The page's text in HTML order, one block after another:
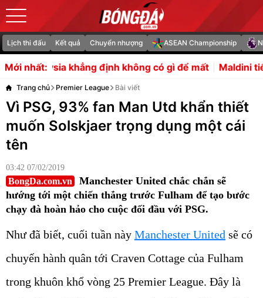
Lịch thi đấu Kết quả Chuyển nhượng ASEAN Championship
Mới nhất:
không có gì để mất Maldini tiết lộ lý do Pep
Trang chủ Premier League Bài viết
Vì PSG, 93% fan Man Utd khẩn thiết
muốn Solskjaer trọng dụng một cái
tên
03:42 07/02/2019
BongDa.com.vn
Manchester United chắc chắn sẽ
hướng tới một chiến thắng trước Fulham để tạo bước
chạy đà hoàn hảo cho cuộc đối đầu với PSG.
Như đã biết, cuối tuần này Manchester United sẽ có
chuyến hành quân tới Craven Cottage của Fulham
trong khuôn khổ vòng 25 Premier League. Đây là